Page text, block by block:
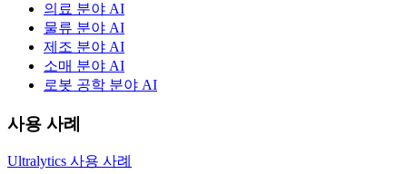
의료 분야 AI
물류 분야 AI
제조 분야 AI
소매 분야 AI
로봇 공학 분야 AI
사용 사례
Ultralytics 사용 사례